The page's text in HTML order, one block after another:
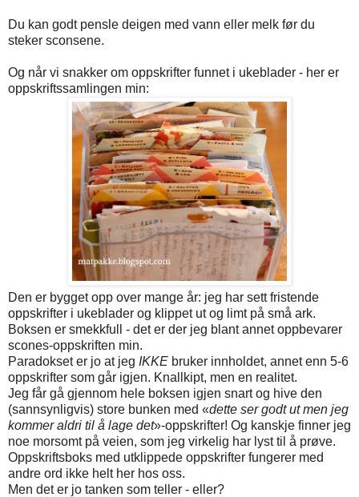
Du kan godt pensle deigen med vann eller melk før du
steker sconsene.
Og når vi snakker om oppskrifter funnet i ukeblader - her er
oppskriftssamlingen min:
Den er bygget opp over mange år: jeg har sett fristende
oppskrifter i ukeblader og klippet ut og limt på små ark.
Boksen er smekkfull - det er der jeg blant annet oppbevarer
scones-oppskriften min.
Paradokset er jo at jeg IKKE bruker innholdet, annet enn 5-6
oppskrifter som går igjen. Knallkipt, men en realitet.
Jeg får gå gjennom hele boksen igjen snart og hive den
(sannsynligvis) store bunken med «dette ser godt ut men jeg
kommer aldri til å lage det»-oppskrifter! Og kanskje finner jeg
noe morsomt på veien, som jeg virkelig har lyst til å prøve.
Oppskriftsboks med utklippede oppskrifter fungerer med
andre ord ikke helt her hos oss.
Men det er jo tanken som teller - eller?